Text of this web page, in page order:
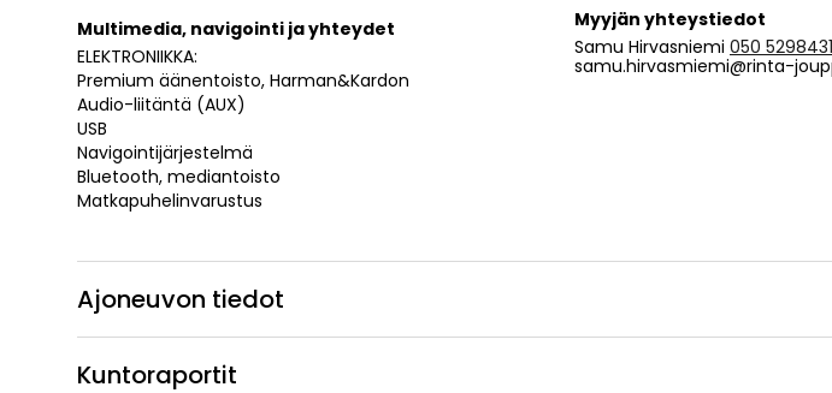
Multimedia, navigointi ja yhteydet
ELEKTRONIIKKA:
Premium äänentoisto, Harman&Kardon
Audio-liitäntä (AUX)
USB
Navigointijärjestelmä
Bluetooth, mediantoisto
Matkapuhelinvarustus
Myyjän yhteystiedot
Samu Hirvasniemi 050 5298431
samu.hirvasmiemi@rinta-
Ajoneuvon tiedot
Kuntoraportit